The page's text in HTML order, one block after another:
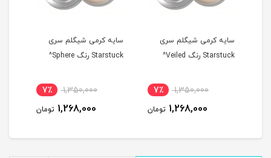
سایه کرمی شیگلم سری
Starstuck رنگ Veiled^
1,350,000 7٪
1,268,000 تومان
سایه کرمی شیگلم سری
Starstuck رنگ Sphere^
1,350,000 7٪
1,268,000 تومان